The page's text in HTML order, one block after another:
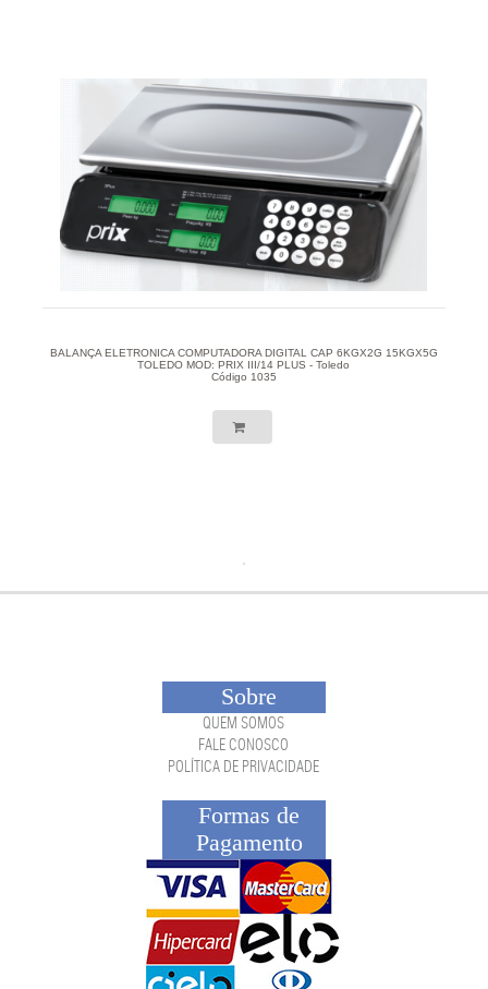
BALANÇA ELETRONICA COMPUTADORA DIGITAL CAP 6KGX2G 15KGX5G
TOLEDO MOD: PRIX III/14 PLUS - Toledo
Código 1035
Sobre
QUEM SOMOS
FALE CONOSCO
POLÍTICA DE PRIVACIDADE
Formas de
Pagamento